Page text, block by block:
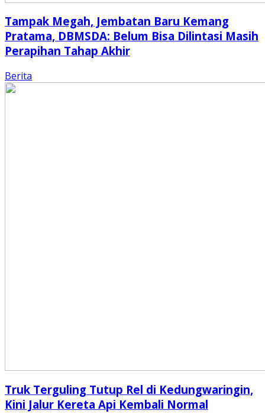
Tampak Megah, Jembatan Baru Kemang
Pratama, DBMSDA: Belum Bisa Dilintasi Masih
Perapihan Tahap Akhir
Berita
Truk Terguling Tutup Rel di Kedungwaringin,
Kini Jalur Kereta Api Kembali Normal